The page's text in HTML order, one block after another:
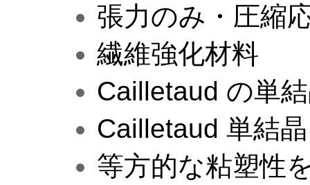
張力のみ・圧縮
繊維強化材料
Cailletaud の単
Cailletaud 単結
等方的な粘塑性